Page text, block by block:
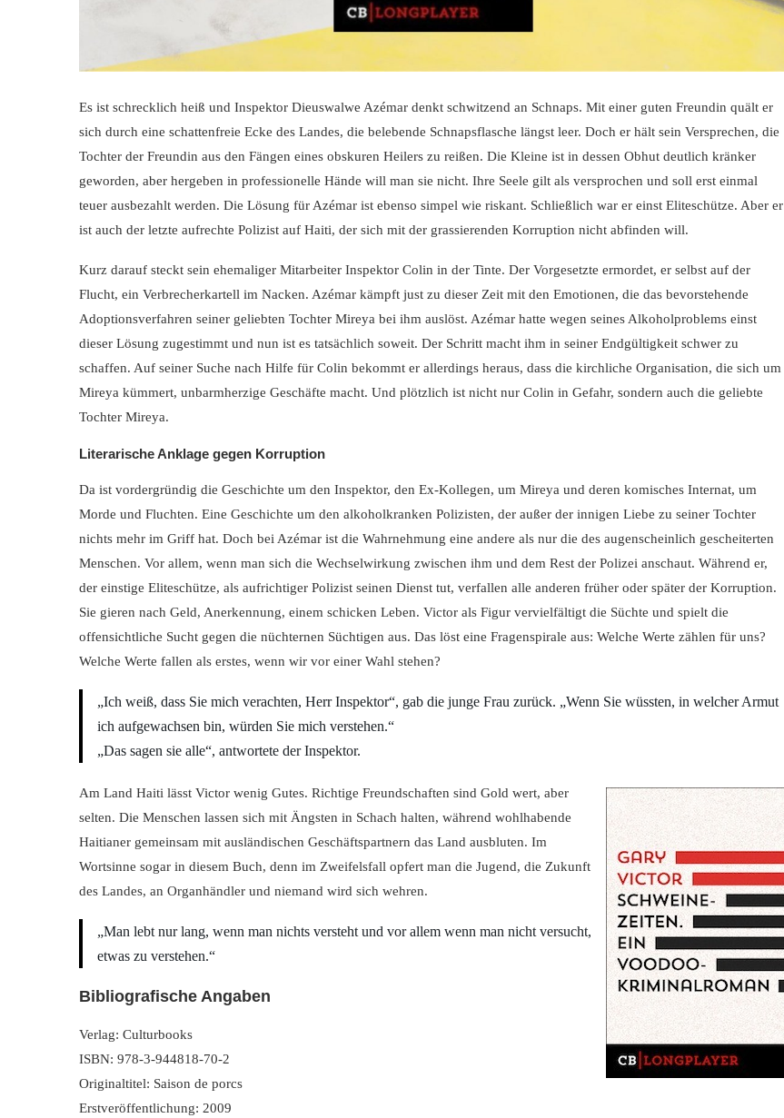
Es ist schrecklich heiß und Inspektor Dieuswalwe Azémar denkt schwitzend an Schnaps. Mit einer guten Freundin quält er
sich durch eine schattenfreie Ecke des Landes, die belebende Schnapsflasche längst leer. Doch er hält sein Versprechen, die
Tochter der Freundin aus den Fängen eines obskuren Heilers zu reißen. Die Kleine ist in dessen Obhut deutlich kränker
geworden, aber hergeben in professionelle Hände will man sie nicht. Ihre Seele gilt als versprochen und soll erst einmal
teuer ausbezahlt werden. Die Lösung für Azémar ist ebenso simpel wie riskant. Schließlich war er einst Eliteschütze. Aber er
ist auch der letzte aufrechte Polizist auf Haiti, der sich mit der grassierenden Korruption nicht abfinden will.
Kurz darauf steckt sein ehemaliger Mitarbeiter Inspektor Colin in der Tinte. Der Vorgesetzte ermordet, er selbst auf der
Flucht, ein Verbrecherkartell im Nacken. Azémar kämpft just zu dieser Zeit mit den Emotionen, die das bevorstehende
Adoptionsverfahren seiner geliebten Tochter Mireya bei ihm auslöst. Azémar hatte wegen seines Alkoholproblems einst
dieser Lösung zugestimmt und nun ist es tatsächlich soweit. Der Schritt macht ihm in seiner Endgültigkeit schwer zu
schaffen. Auf seiner Suche nach Hilfe für Colin bekommt er allerdings heraus, dass die kirchliche Organisation, die sich um
Mireya kümmert, unbarmherzige Geschäfte macht. Und plötzlich ist nicht nur Colin in Gefahr, sondern auch die geliebte
Tochter Mireya.
Literarische Anklage gegen Korruption
Da ist vordergründig die Geschichte um den Inspektor, den Ex-Kollegen, um Mireya und deren komisches Internat, um
Morde und Fluchten. Eine Geschichte um den alkoholkranken Polizisten, der außer der innigen Liebe zu seiner Tochter
nichts mehr im Griff hat. Doch bei Azémar ist die Wahrnehmung eine andere als nur die des augenscheinlich gescheiterten
Menschen. Vor allem, wenn man sich die Wechselwirkung zwischen ihm und dem Rest der Polizei anschaut. Während er,
der einstige Eliteschütze, als aufrichtiger Polizist seinen Dienst tut, verfallen alle anderen früher oder später der Korruption.
Sie gieren nach Geld, Anerkennung, einem schicken Leben. Victor als Figur vervielfältigt die Süchte und spielt die
offensichtliche Sucht gegen die nüchternen Süchtigen aus. Das löst eine Fragenspirale aus: Welche Werte zählen für uns?
Welche Werte fallen als erstes, wenn wir vor einer Wahl stehen?
„Ich weiß, dass Sie mich verachten, Herr Inspektor“, gab die junge Frau zurück. „Wenn Sie wüssten, in welcher Armut
ich aufgewachsen bin, würden Sie mich verstehen.“
„Das sagen sie alle“, antwortete der Inspektor.
Am Land Haiti lässt Victor wenig Gutes. Richtige Freundschaften sind Gold wert, aber
selten. Die Menschen lassen sich mit Ängsten in Schach halten, während wohlhabende
Haitianer gemeinsam mit ausländischen Geschäftspartnern das Land ausbluten. Im
Wortsinne sogar in diesem Buch, denn im Zweifelsfall opfert man die Jugend, die Zukunft
des Landes, an Organhändler und niemand wird sich wehren.
„Man lebt nur lang, wenn man nichts versteht und vor allem wenn man nicht versucht,
etwas zu verstehen.“
Bibliografische Angaben
Verlag: Culturbooks
ISBN: 978-3-944818-70-2
Originaltitel: Saison de porcs
Erstveröffentlichung: 2009